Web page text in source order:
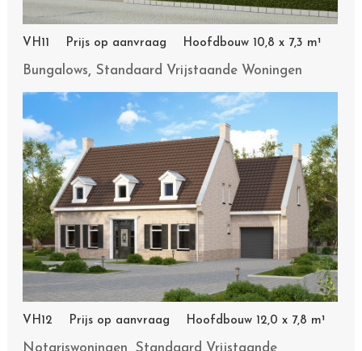
VH11 Prijs op aanvraag Hoofdbouw 10,8 x 7,3 m¹
Bungalows,Standaard Vrijstaande Woningen
VH12 Prijs op aanvraag Hoofdbouw 12,0 x 7,8 m¹
Notariswoningen,Standaard Vrijstaande